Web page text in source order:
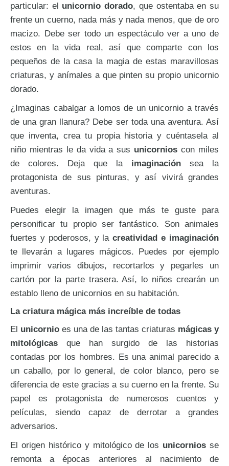
particular: el unicornio dorado, que ostentaba en su
frente un cuerno, nada más y nada menos, que de oro
macizo. Debe ser todo un espectáculo ver a uno de
estos en la vida real, así que comparte con los
pequeños de la casa la magia de estas maravillosas
criaturas, y anímales a que pinten su propio unicornio
dorado.
¿Imaginas cabalgar a lomos de un unicornio a través
de una gran llanura? Debe ser toda una aventura. Así
que inventa, crea tu propia historia y cuéntasela al
niño mientras le da vida a sus unicornios con miles
de colores. Deja que laimaginación sea la
protagonista de sus pinturas, y así vivirá grandes
aventuras.
Puedes elegir la imagen que más te guste para
personificar tu propio ser fantástico. Son animales
fuertes y poderosos, y lacreatividad e imaginación
te llevarán a lugares mágicos. Puedes por ejemplo
imprimir varios dibujos, recortarlos y pegarles un
cartón por la parte trasera. Así, lo niños crearán un
establo lleno de unicornios en su habitación.
La criatura mágica más increíble de todas
El unicornio es una de las tantas criaturas mágicas y
mitológicas que han surgido de las historias
contadas por los hombres. Es una animal parecido a
un caballo, por lo general, de color blanco, pero se
diferencia de este gracias a su cuerno en la frente. Su
papel es protagonista de numerosos cuentos y
películas, siendo capaz de derrotar a grandes
adversarios.
El origen histórico y mitológico de los unicornios se
remonta a épocas anteriores al nacimiento de